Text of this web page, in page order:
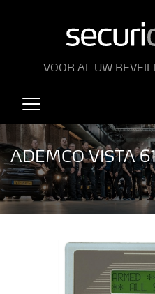
VOOR AL UW
ADEMCO VISTA